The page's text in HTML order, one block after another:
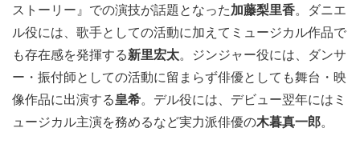
ストーリー』での演技が話題となった加藤梨里香。ダニエ
ル役には、歌手としての活動に加えてミュージカル作品で
も存在感を発揮する新里宏太。ジンジャー役には、ダンサ
ー・振付師としての活動に留まらず俳優としても舞台・映
像作品に出演する皇希。デル役には、デビュー翌年にはミ
ュージカル主演を務めるなど実力派俳優の木暮真一郎。